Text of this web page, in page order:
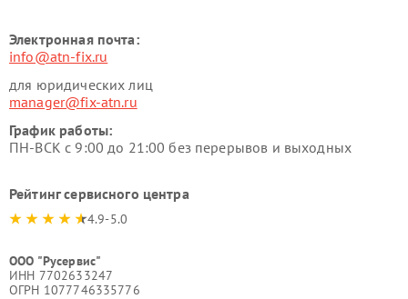
Электронная почта:
info@atn-fix.ru
для юридических лиц
manager@fix-atn.ru
График работы:
ПН-ВСК с 9:00 до 21:00 без перерывов и выходных
Рейтинг сервисного центра
4.9-5.0
ООО "Русервис"
ИНН 7702633247
ОГРН 1077746335776